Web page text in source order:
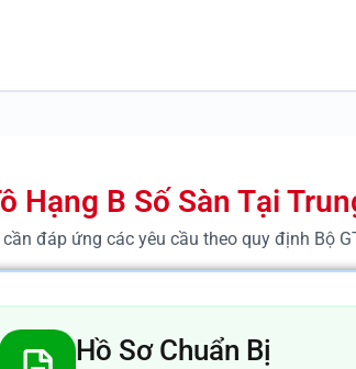
Hạng B Số Sàn Tại
cần đáp ứng các yêu cầu theo quy định Bộ
Hồ Sơ Chuẩn Bị